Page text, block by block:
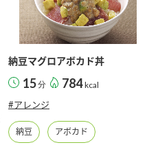
納豆マグロアボカド丼
15分 784 kcal
#アレンジ
納豆 アボカド